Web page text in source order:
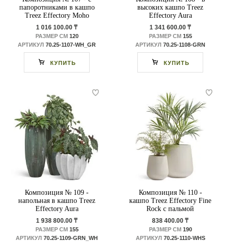
папоротниками в кашпо
Treez Effectory Moho
1 016 100.00 ₸
РАЗМЕР СМ 120
АРТИКУЛ 70.25-1107-WH_GR
КУПИТЬ
высоких кашпо Treez
Effectory Aura
1 341 600.00 ₸
РАЗМЕР СМ 155
АРТИКУЛ 70.25-1108-GRN
КУПИТЬ
Композиция № 109 -
напольная в кашпо Treez
Effectory Aura
1 938 800.00 ₸
РАЗМЕР СМ 155
АРТИКУЛ 70.25-1109-GRN_WH
Композиция № 110 -
кашпо Treez Effectory Fine
Rock с пальмой
838 400.00 ₸
РАЗМЕР СМ 190
АРТИКУЛ 70.25-1110-WHS